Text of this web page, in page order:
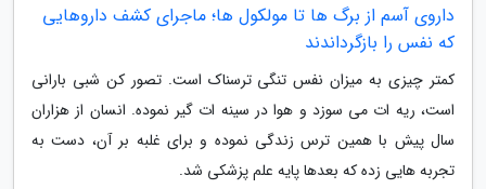
داروی آسم از برگ ها تا مولکول ها؛ ماجرای کشف داروهایی
که نفس را بازگرداندند
کمتر چیزی به میزان نفس تنگی ترسناک است. تصور کن شبی بارانی
است، ریه ات می سوزد و هوا در سینه ات گیر نموده. انسان از هزاران
سال پیش با همین ترس زندگی نموده و برای غلبه بر آن، دست به
تجربه هایی زده که بعدها پایه علم پزشکی شد.